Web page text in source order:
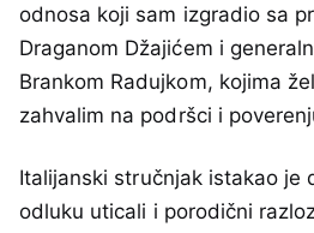
odnosa koji sam izgradio sa
Draganom Džajićem i
Brankom Radujkom, kojima
zahvalim na podršci i
Italijanski stručnjak istakao je
odluku uticali i porodični